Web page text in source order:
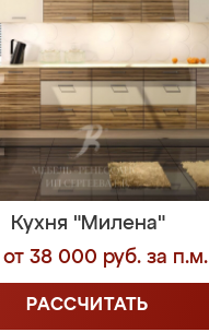
Кухня "Милена"
38 000 руб. за п.м.
РАССЧИТАТЬ